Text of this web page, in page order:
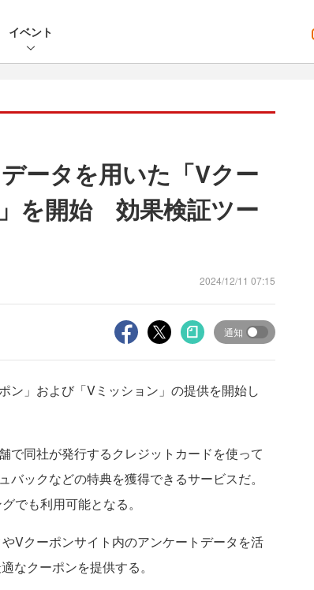
イベント
ータを用いた「Vクー
を開始 効果検証ツー
2024/12/11 07:15
通知
」および「Vミッション」の提供を開始し
同社が発行するクレジットカードを使って
ックなどの特典を獲得できるサービスだ。
でも利用可能となる。
Vクーポンサイト内のアンケートデータを活
なクーポンを提供する。